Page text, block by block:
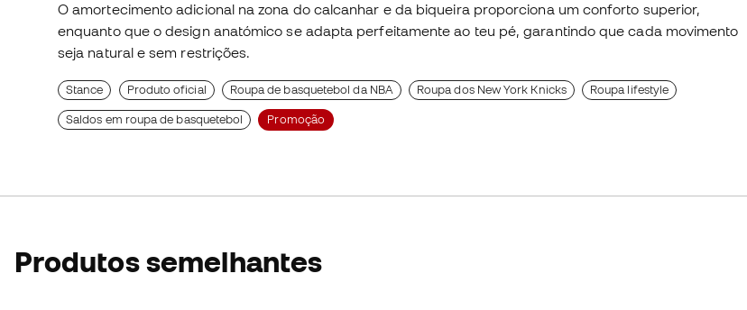
O amortecimento adicional na zona do calcanhar e da biqueira proporciona um conforto superior,
enquanto que o design anatómico se adapta perfeitamente ao teu pé, garantindo que cada movimento
seja natural e sem restrições.
Stance Produto oficial Roupa de basquetebol da NBA Roupa dos New York Knicks Roupa lifestyle
Saldos em roupa de basquetebol Promoção
Produtos semelhantes